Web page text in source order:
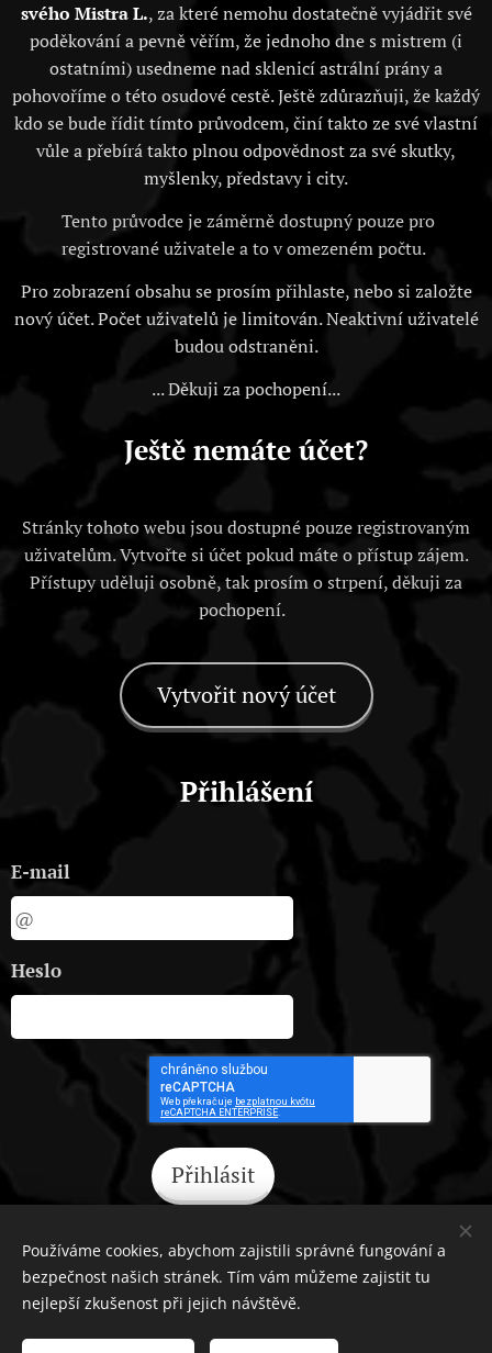
svého Mistra L., za které nemohu dostatečně vyjádřit své
poděkování a pevně věřím, že jednoho dne s mistrem (i
ostatními) usedneme nad sklenicí astrální prány a
pohovoříme o této osudové cestě. Ještě zdůrazňuji, že každý
kdo se bude řídit tímto průvodcem, činí takto ze své vlastní
vůle a přebírá takto plnou odpovědnost za své skutky,
myšlenky, představy i city.
Tento průvodce je záměrně dostupný pouze pro
registrované uživatele a to v omezeném počtu.
Pro zobrazení obsahu se prosím přihlaste, nebo si založte
nový účet. Počet uživatelů je limitován. Neaktivní uživatelé
budou odstraněni.
... Děkuji za pochopení...
Ještě nemáte účet?
Stránky tohoto webu jsou dostupné pouze registrovaným
uživatelům. Vytvořte si účet pokud máte o přístup zájem.
Přístupy uděluji osobně, tak prosím o strpení, děkuji za
pochopení.
Vytvořit nový účet
Přihlášení
E-mail
Heslo
Přihlásit
Zapomněli jste heslo?
Používáme cookies, abychom zajistili správné fungování a
bezpečnost našich stránek. Tím vám můžeme zajistit tu
nejlepší zkušenost při jejich návštěvě.